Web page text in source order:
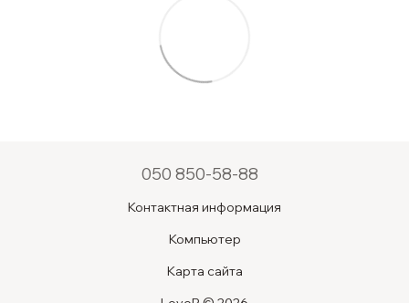
050 850-58-88
Контактная информация
Компьютер
Карта сайта